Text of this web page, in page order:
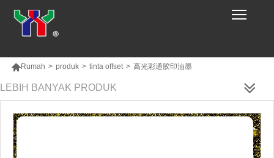
Rumah > produk > tinta offset > 高光彩通胶印油墨
LEBIH BANYAK PRODUK